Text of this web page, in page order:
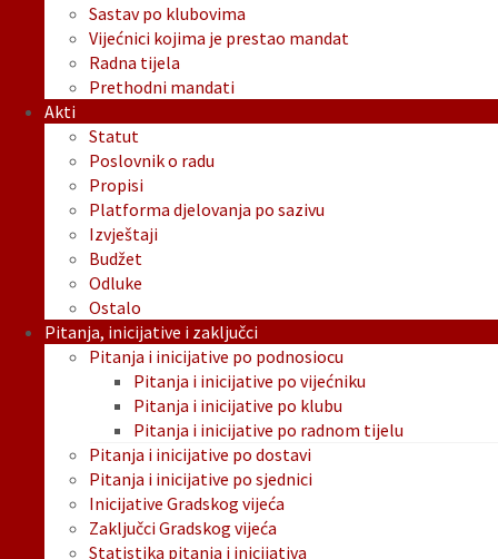
Sastav po klubovima
Vijećnici kojima je prestao mandat
Radna tijela
Prethodni mandati
Akti
Statut
Poslovnik o radu
Propisi
Platforma djelovanja po sazivu
Izvještaji
Budžet
Odluke
Ostalo
Pitanja, inicijative i zaključci
Pitanja i inicijative po podnosiocu
Pitanja i inicijative po vijećniku
Pitanja i inicijative po klubu
Pitanja i inicijative po radnom tijelu
Pitanja i inicijative po dostavi
Pitanja i inicijative po sjednici
Inicijative Gradskog vijeća
Zaključci Gradskog vijeća
Statistika pitanja i inicijativa